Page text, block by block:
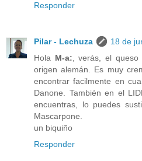
Responder
Pilar - Lechuza
18 de
Hola M-a: , verás, el
origen alemán. Es muy
encontrar facilmente en
Danone. También en el
encuentras, lo puedes
Mascarpone.
un biquiño
Responder